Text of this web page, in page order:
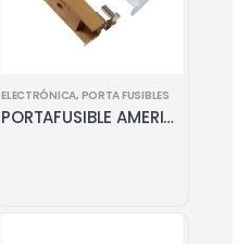
,PORTA FUSIBLES
ELECTRÓNICA, PORTA FUSIBLES
PORTAFUSIBLE AMERICANO CON BASE